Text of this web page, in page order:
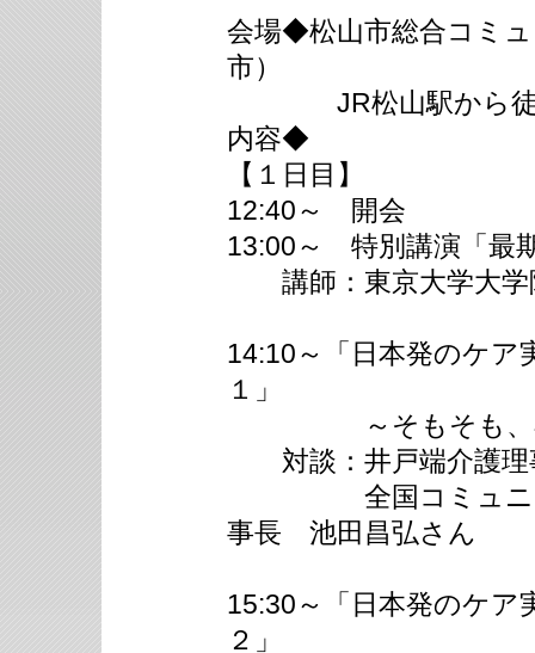
会場◆松山市総合コミ
市）
JR松山駅から徒
内容◆
【１日目】
12:40～ 開会
13:00～ 特別講演「最
講師：東京大学大学
14:10～「日本発のケ
１」
～そもそも、宅
対談：井戸端介護理
全国コミュニティ
事長 池田昌弘さん
15:30～「日本発のケ
２」